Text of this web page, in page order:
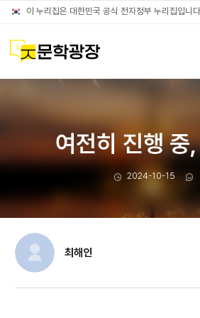
이 누리집은 대한민국 공식 전자정부 누리집입니
문학광장
여전히 진행 중
작성일
2024-10-15
최해인